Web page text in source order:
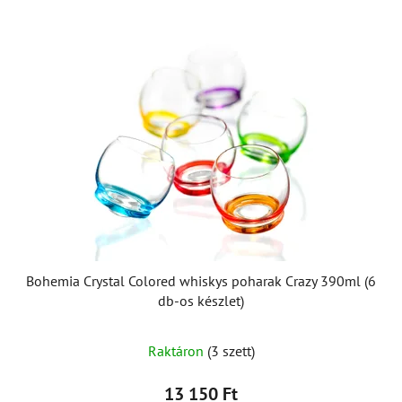
Bohemia Crystal Colored whiskys poharak Crazy 390ml (6
db-os készlet)
termék
átlagos
Raktáron (3 szett)
13 150 Ft